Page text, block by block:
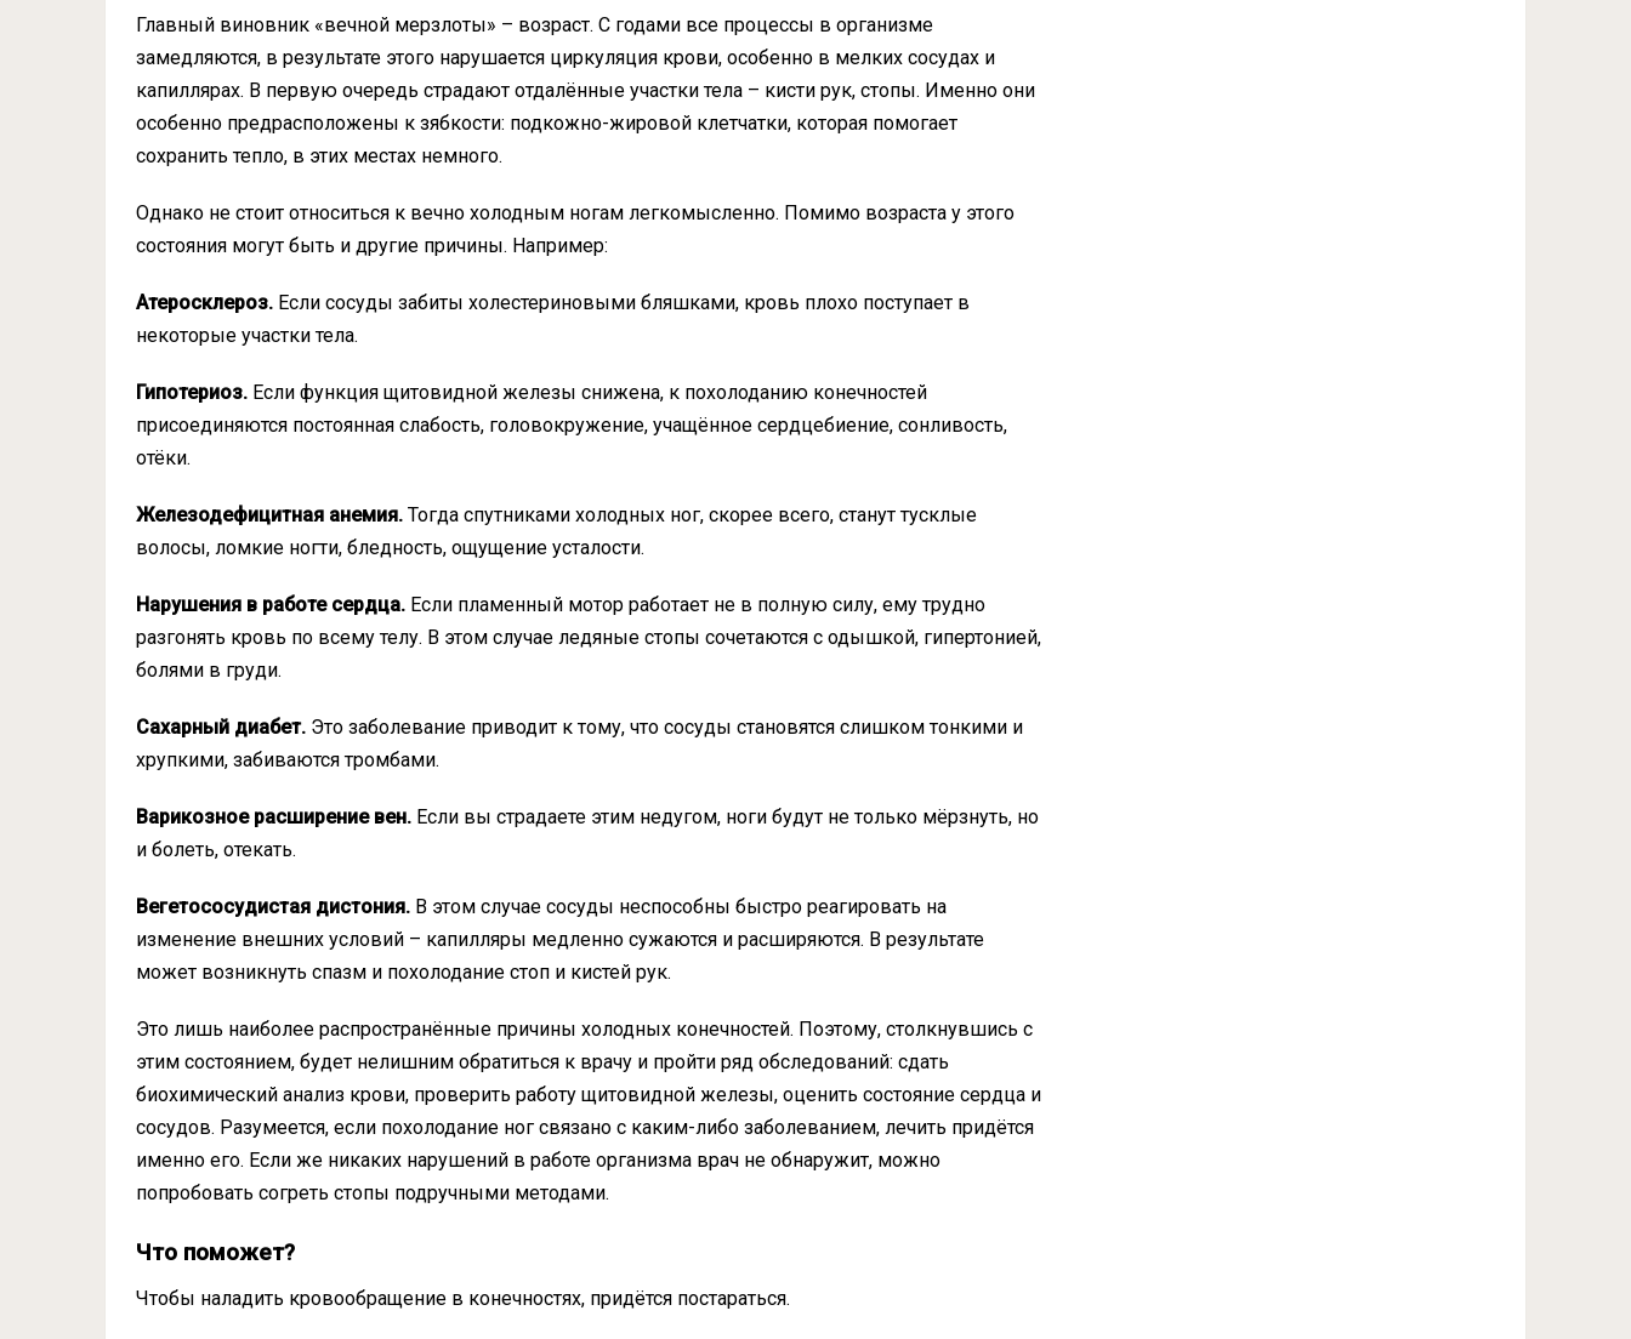
Главный виновник «вечной мерзлоты» – возраст. С годами все процессы в организме
замедляются, в результате этого нарушается циркуляция крови, особенно в мелких сосудах и
капиллярах. В первую очередь страдают отдалённые участки тела – кисти рук, стопы. Именно они
особенно предрасположены к зябкости: подкожно-жировой клетчатки, которая помогает
сохранить тепло, в этих местах немного.
Однако не стоит относиться к вечно холодным ногам легкомысленно. Помимо возраста у этого
состояния могут быть и другие причины. Например:
Атеросклероз. Если сосуды забиты холестериновыми бляшками, кровь плохо поступает в
некоторые участки тела.
Гипотериоз. Если функция щитовидной железы снижена, к похолоданию конечностей
присоединяются постоянная слабость, голово­кружение, учащённое сердцебиение, сонливость,
отёки.
Железодефицитная анемия. Тогда спутниками холодных ног, скорее всего, станут тусклые
волосы, ломкие ногти, бледность, ощущение усталости.
Нарушения в работе сердца. Если пламенный мотор работает не в полную силу, ему трудно
разгонять кровь по всему телу. В этом случае ледяные стопы сочетаются с одышкой, гипертонией,
болями в груди.
Сахарный диабет. Это заболевание приводит к тому, что сосуды становятся слишком тонкими и
хрупкими, забиваются тромбами.
Варикозное расширение вен. Если вы страдаете этим недугом, ноги будут не только мёрзнуть, но
и болеть, отекать.
Вегетососудистая дистония. В этом случае сосуды неспособны быстро реагировать на
изменение внешних условий – капилляры медленно сужаются и расширяются. В результате
может возникнуть спазм и похолодание стоп и кистей рук.
Это лишь наиболее распространённые причины холодных конечностей. Поэтому, столкнувшись с
этим состоянием, будет нелишним обратиться к врачу и пройти ряд обследований: сдать
биохимический анализ крови, проверить работу щитовидной железы, оценить состояние сердца и
сосудов. Разумеется, если похолодание ног связано с каким-либо заболеванием, лечить придётся
именно его. Если же никаких нарушений в работе организма врач не обнаружит, можно
попробовать согреть стопы подручными методами.
Что поможет?
Чтобы наладить кровообращение в конечностях, придётся постараться.